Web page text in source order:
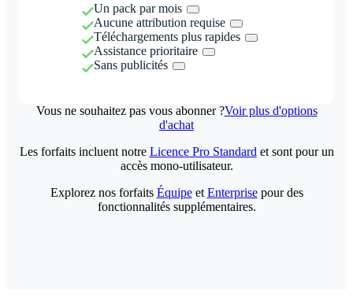
Un pack par mois
Aucune attribution requise
Téléchargements plus rapides
Assistance prioritaire
Sans publicités
Vous ne souhaitez pas vous abonner ?Voir plus d'options
d'achat
Les forfaits incluent notre Licence Pro Standard et sont pour un
accès mono-utilisateur.
Explorez nos forfaits Équipeet Enterprisepour des
fonctionnalités supplémentaires.